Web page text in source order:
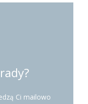
Ci mailowo